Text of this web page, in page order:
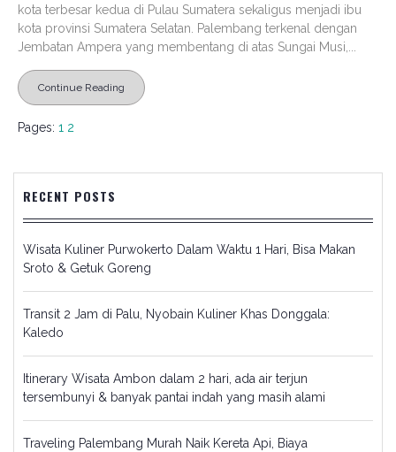
kota terbesar kedua di Pulau Sumatera sekaligus menjadi ibu
kota provinsi Sumatera Selatan. Palembang terkenal dengan
Jembatan Ampera yang membentang di atas Sungai Musi,...
Continue Reading
Pages: 1 2
RECENT POSTS
Wisata Kuliner Purwokerto Dalam Waktu 1 Hari, Bisa Makan
Sroto & Getuk Goreng
Transit 2 Jam di Palu, Nyobain Kuliner Khas Donggala:
Kaledo
Itinerary Wisata Ambon dalam 2 hari, ada air terjun
tersembunyi & banyak pantai indah yang masih alami
Traveling Palembang Murah Naik Kereta Api, Biaya